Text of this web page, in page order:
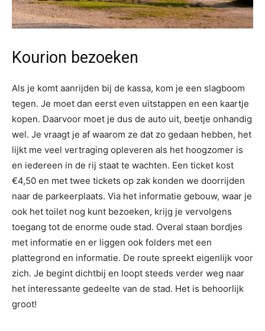
Kourion bezoeken
Als je komt aanrijden bij de kassa, kom je een slagboom
tegen. Je moet dan eerst even uitstappen en een kaartje
kopen. Daarvoor moet je dus de auto uit, beetje onhandig
wel. Je vraagt je af waarom ze dat zo gedaan hebben, het
lijkt me veel vertraging opleveren als het hoogzomer is
en iedereen in de rij staat te wachten. Een ticket kost
€4,50 en met twee tickets op zak konden we doorrijden
naar de parkeerplaats. Via het informatie gebouw, waar je
ook het toilet nog kunt bezoeken, krijg je vervolgens
toegang tot de enorme oude stad. Overal staan bordjes
met informatie en er liggen ook folders met een
plattegrond en informatie. De route spreekt eigenlijk voor
zich. Je begint dichtbij en loopt steeds verder weg naar
het interessante gedeelte van de stad. Het is behoorlijk
groot!